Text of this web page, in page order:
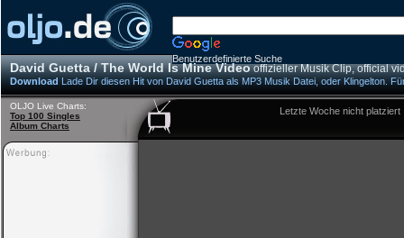
Benutzerdefinierte Suche
David Guetta / The World Is Mine Videooffizieller Musik Clip, official
DownloadLade Dir diesen Hit von David Guetta als MP3 Musik Datei, oder Klingelton.
OLJO Live Charts:
Top 100 Singles
Album Charts
Letzte Woche nicht platziert